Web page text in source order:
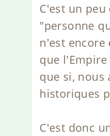
C'est un
"personne
n'est encore
que
que si, nous
historiques
C'est donc